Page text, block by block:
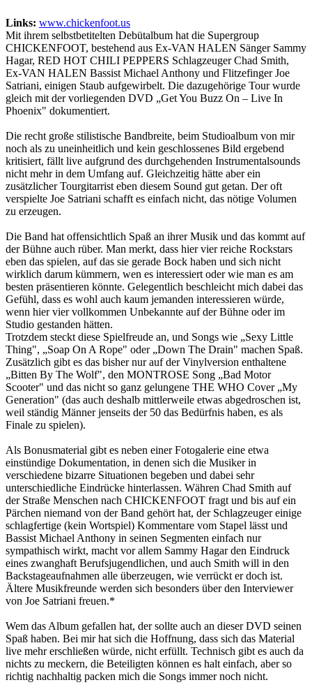
Links: www.chickenfoot.us
Mit ihrem selbstbetitelten Debütalbum hat die Supergroup
CHICKENFOOT, bestehend aus Ex-VAN HALEN Sänger Sammy
Hagar, RED HOT CHILI PEPPERS Schlagzeuger Chad Smith,
Ex-VAN HALEN Bassist Michael Anthony und Flitzefinger Joe
Satriani, einigen Staub aufgewirbelt. Die dazugehörige Tour wurde
gleich mit der vorliegenden DVD „Get You Buzz On – Live In
Phoenix" dokumentiert.
Die recht große stilistische Bandbreite, beim Studioalbum von mir
noch als zu uneinheitlich und kein geschlossenes Bild ergebend
kritisiert, fällt live aufgrund des durchgehenden Instrumentalsounds
nicht mehr in dem Umfang auf. Gleichzeitig hätte aber ein
zusätzlicher Tourgitarrist eben diesem Sound gut getan. Der oft
verspielte Joe Satriani schafft es einfach nicht, das nötige Volumen
zu erzeugen.
Die Band hat offensichtlich Spaß an ihrer Musik und das kommt auf
der Bühne auch rüber. Man merkt, dass hier vier reiche Rockstars
eben das spielen, auf das sie gerade Bock haben und sich nicht
wirklich darum kümmern, wen es interessiert oder wie man es am
besten präsentieren könnte. Gelegentlich beschleicht mich dabei das
Gefühl, dass es wohl auch kaum jemanden interessieren würde,
wenn hier vier vollkommen Unbekannte auf der Bühne oder im
Studio gestanden hätten.
Trotzdem steckt diese Spielfreude an, und Songs wie „Sexy Little
Thing", „Soap On A Rope" oder „Down The Drain" machen Spaß.
Zusätzlich gibt es das bisher nur auf der Vinylversion enthaltene
„Bitten By The Wolf", den MONTROSE Song „Bad Motor
Scooter" und das nicht so ganz gelungene THE WHO Cover „My
Generation" (das auch deshalb mittlerweile etwas abgedroschen ist,
weil ständig Männer jenseits der 50 das Bedürfnis haben, es als
Finale zu spielen).
Als Bonusmaterial gibt es neben einer Fotogalerie eine etwa
einstündige Dokumentation, in denen sich die Musiker in
verschiedene bizarre Situationen begeben und dabei sehr
unterschiedliche Eindrücke hinterlassen. Währen Chad Smith auf
der Straße Menschen nach CHICKENFOOT fragt und bis auf ein
Pärchen niemand von der Band gehört hat, der Schlagzeuger einige
schlagfertige (kein Wortspiel) Kommentare vom Stapel lässt und
Bassist Michael Anthony in seinen Segmenten einfach nur
sympathisch wirkt, macht vor allem Sammy Hagar den Eindruck
eines zwanghaft Berufsjugendlichen, und auch Smith will in den
Backstageaufnahmen alle überzeugen, wie verrückt er doch ist.
Ältere Musikfreunde werden sich besonders über den Interviewer
von Joe Satriani freuen.*
Wem das Album gefallen hat, der sollte auch an dieser DVD seinen
Spaß haben. Bei mir hat sich die Hoffnung, dass sich das Material
live mehr erschließen würde, nicht erfüllt. Technisch gibt es auch da
nichts zu meckern, die Beteiligten können es halt einfach, aber so
richtig nachhaltig packen mich die Songs immer noch nicht.